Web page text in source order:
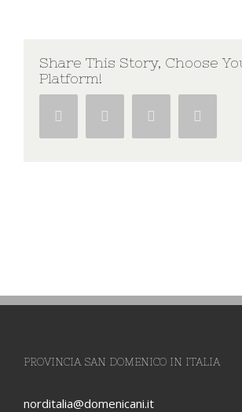
Share This Story, Choose
Platform!
Facebook Twitter Google+
PROVINCIA SAN DOMENICO IN ITALIA
norditalia@domenicani.it